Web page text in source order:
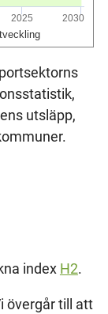
2025 2030
utsläpp,
index H2.
övergår till att